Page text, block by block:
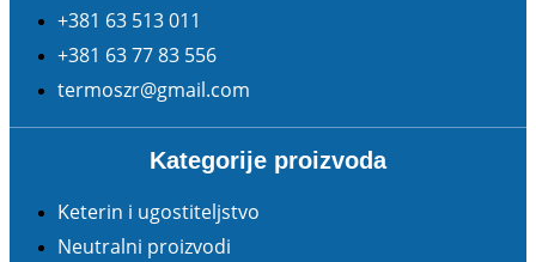
+381 63 513 011
+381 63 77 83 556
termoszr@gmail.com
Kategorije proizvoda
Keterin i ugostiteljstvo
Neutralni proizvodi